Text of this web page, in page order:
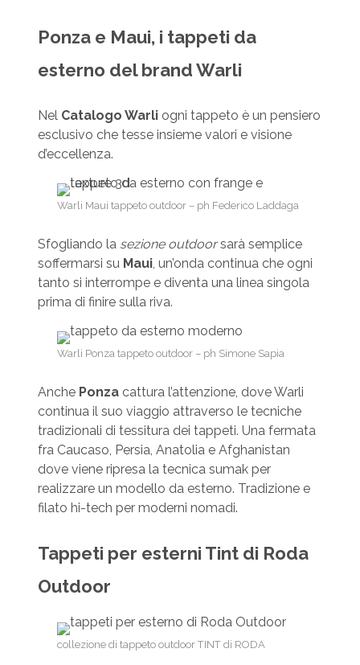
Ponza e Maui, i tappeti da
esterno del brand Warli
Nel Catalogo Warli ogni tappeto è un pensiero
esclusivo che tesse insieme valori e visione
d’eccellenza.
Warli Maui tappeto outdoor – ph Federico Laddaga
Sfogliando la sezione outdoorsarà semplice
soffermarsi su Maui, un’onda continua che ogni
tanto si interrompe e diventa una linea singola
prima di finire sulla riva.
Warli Ponza tappeto outdoor – ph Simone Sapia
Anche Ponza cattura l’attenzione, dove Warli
continua il suo viaggio attraverso le tecniche
tradizionali di tessitura dei tappeti. Una fermata
fra Caucaso, Persia, Anatolia e Afghanistan
dove viene ripresa la tecnica sumak per
realizzare un modello da esterno. Tradizione e
filato hi-tech per moderni nomadi.
Tappeti per esterni Tint di Roda
Outdoor
collezione di tappeto outdoor TINT di RODA